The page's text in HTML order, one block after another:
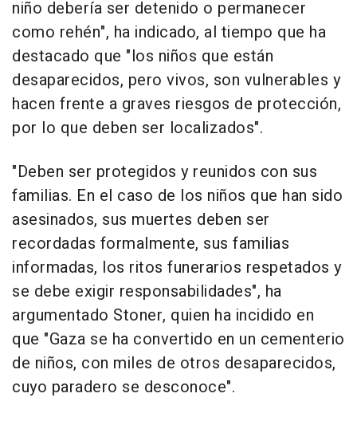
niño debería ser detenido o permanecer
como rehén", ha indicado, al tiempo que ha
destacado que "los niños que están
desaparecidos, pero vivos, son vulnerables y
hacen frente a graves riesgos de protección,
por lo que deben ser localizados".
"Deben ser protegidos y reunidos con sus
familias. En el caso de los niños que han sido
asesinados, sus muertes deben ser
recordadas formalmente, sus familias
informadas, los ritos funerarios respetados y
se debe exigir responsabilidades", ha
argumentado Stoner, quien ha incidido en
que "Gaza se ha convertido en un cementerio
de niños, con miles de otros desaparecidos,
cuyo paradero se desconoce".